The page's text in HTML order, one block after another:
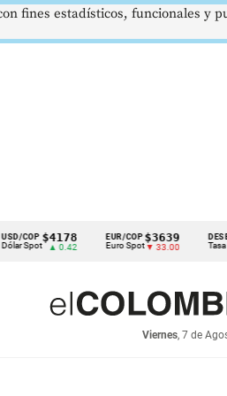
$4178
▲ 0.42
EUR/COP
Euro Spot
$3639
▼ 33.00
DESEMPLEO
Tasa Nacional
Viernes, 7 de
fines estadísticos, funcionales y